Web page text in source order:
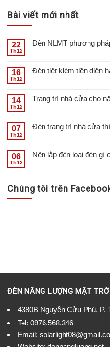
Bài viết mới nhất
22
Th12
Đèn NLMT phương
16
Th12
Đèn tiết kiệm tiền điện
14
Th12
Trang trí nhà cửa cho
07
Th12
Đèn trang trí nhà cửa
06
Th12
Nên lắp đèn loại đèn gì
Chúng tôi trên
ĐÈN NĂNG LƯỢNG MẶT
4380B Nguyễn Cửu Phú, P.
Tel: 0976.568.346
Email: